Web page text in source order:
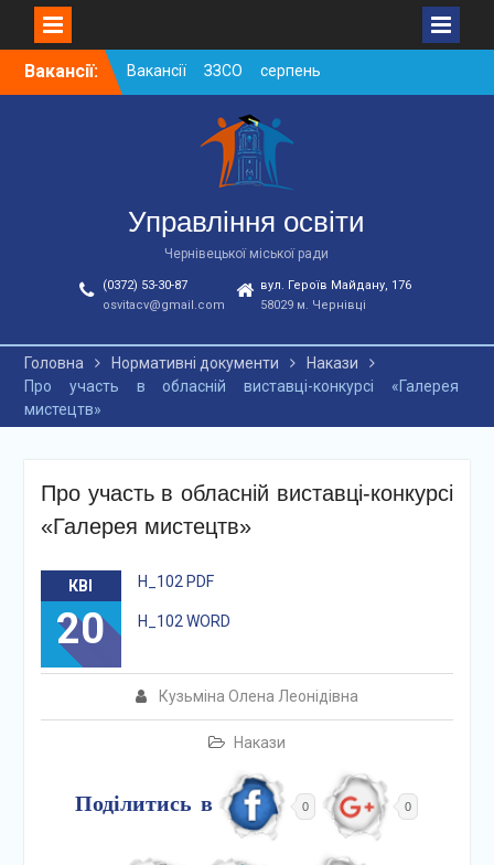
SkipВакансії:
Вакансії ЗЗСО серпень
2026
Вакансії ЗЗСО червень
Вакансії у ЗДО та
дошкільних підрозділах
ЗЗСО станом на
01.08.2026 р.
Управління освіти
Чернівецької міської ради
(0372) 53-30-87
osvitacv@gmail.com
вул. Героїв Майдану, 176
58029 м. Чернівці
Головна Нормативні документи
Накази
Про участь в обласній виставці-конкурсі «Галерея
мистецтв»
Про участь в обласній виставці-конкурсі
«Галерея мистецтв»
КВІ
20
Кузьміна Олена Леонідівна
Накази
Н_102 PDF
Н_102 WORD
Поділитись в 0 0